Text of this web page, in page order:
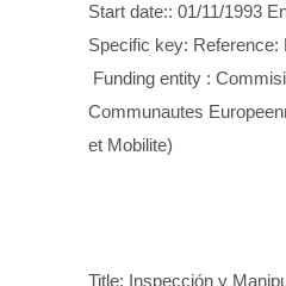
Start date:: 01/11/1993
Specific key: Reference:
Funding entity :
Communautes
et Mobilite)
Title: Inspección y